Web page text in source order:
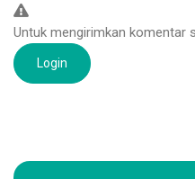
Untuk mengirimkan komentar
Login